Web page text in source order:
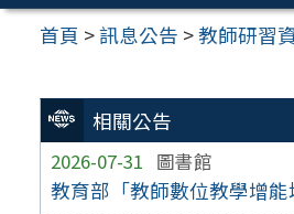
首頁 >訊息公告 >教師研習
相關公告
2026-07-31 圖書館
教育部「教師數位教學增能